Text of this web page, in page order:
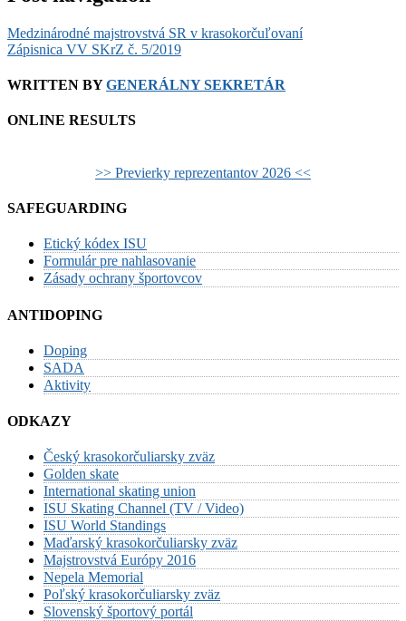
Medzinárodné majstrovstvá SR v krasokorčuľovaní
Zápisnica VV SKrZ č. 5/2019
WRITTEN BYGENERÁLNY SEKRETÁR
ONLINE RESULTS
>> Previerky reprezentantov 2026 <<
SAFEGUARDING
Etický kódex ISU
Formulár pre nahlasovanie
Zásady ochrany športovcov
ANTIDOPING
Doping
SADA
Aktivity
ODKAZY
Český krasokorčuliarsky zväz
Golden skate
International skating union
ISU Skating Channel (TV / Video)
ISU World Standings
Maďarský krasokorčuliarsky zväz
Majstrovstvá Európy 2016
Nepela Memorial
Poľský krasokorčuliarsky zväz
Slovenský športový portál